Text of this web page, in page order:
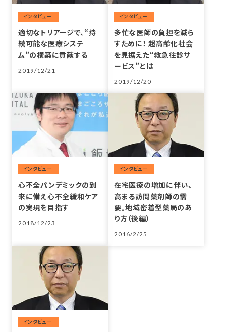
投稿
適切なトリアージで、“持
続可能な医療システ
ム”の構築に貢献する
2019/12/21
投稿
多忙な医師の負担を減ら
すために！ 超高齢化社会
を見据えた“救急往診サ
ービス”とは
2019/12/20
投稿
心不全パンデミックの到
来に備え心不全緩和ケア
の実現を目指す
2018/12/23
投稿
在宅医療の増加に伴い、
高まる訪問薬剤師の需
要。地域密着型薬局のあ
り方（後編）
2016/2/25
投稿